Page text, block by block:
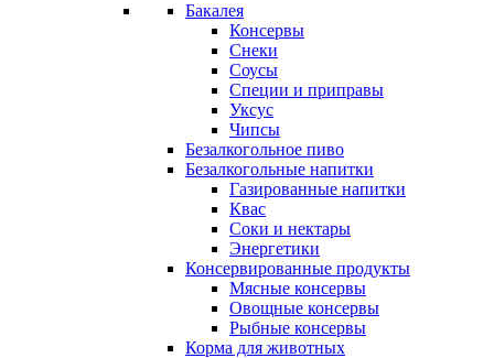
Бакалея
Консервы
Снеки
Соусы
Специи и приправы
Уксус
Чипсы
Безалкогольное пиво
Безалкогольные напитки
Газированные напитки
Квас
Соки и нектары
Энергетики
Консервированные продукты
Мясные консервы
Овощные консервы
Рыбные консервы
Корма для животных